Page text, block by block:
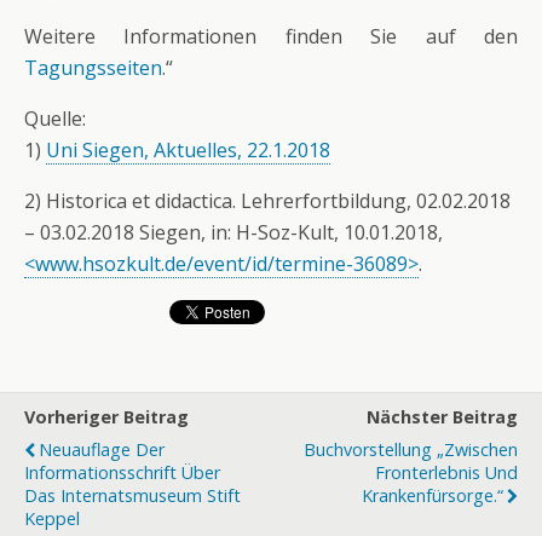
Weitere Informationen finden Sie auf den
Tagungsseiten.“
Quelle:
1) Uni Siegen, Aktuelles, 22.1.2018
2) Historica et didactica. Lehrerfortbildung, 02.02.2018
– 03.02.2018 Siegen, in: H-Soz-Kult, 10.01.2018,
<www.hsozkult.de/event/id/termine-36089>.
Vorheriger Beitrag
Neuauflage Der
Informationsschrift Über
Das Internatsmuseum Stift
Keppel
Nächster Beitrag
Buchvorstellung „Zwischen
Fronterlebnis Und
Krankenfürsorge.“